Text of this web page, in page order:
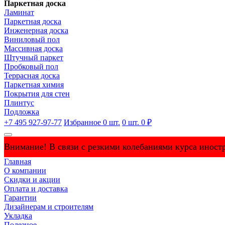
Паркетная доска
Ламинат
Паркетная доска
Инженерная доска
Виниловый пол
Массивная доска
Штучный паркет
Пробковый пол
Террасная доска
Паркетная химия
Покрытия для стен
Плинтус
Подложка
+7 495 927-97-77 Избранное 0 шт. 0 шт. 0 ₽
Внимание! В связи с резкими колебаниями курса
Главная
О компании
Скидки и акции
Оплата и доставка
Гарантии
Дизайнерам и строителям
Укладка